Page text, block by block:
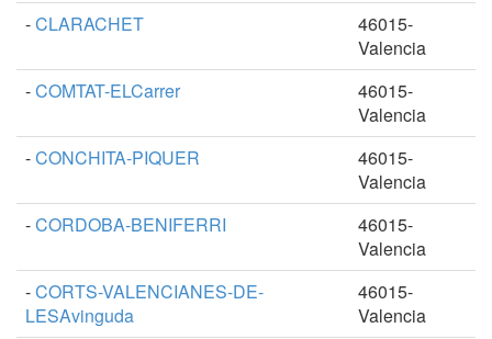
-CLARACHET
46015-
Valencia
-COMTAT-ELCarrer
46015-
Valencia
-CONCHITA-PIQUER
46015-
Valencia
-CORDOBA-BENIFERRI
46015-
Valencia
-CORTS-VALENCIANES-DE-
LESAvinguda
46015-
Valencia